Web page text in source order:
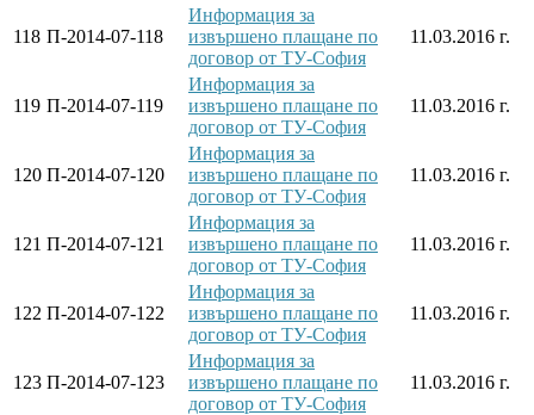
118 П-2014-07-118
Информация за
извършено плащане по
договор от ТУ-София
11.03.2016 г.
119 П-2014-07-119
Информация за
извършено плащане по
договор от ТУ-София
11.03.2016 г.
120 П-2014-07-120
Информация за
извършено плащане по
договор от ТУ-София
11.03.2016 г.
121 П-2014-07-121
Информация за
извършено плащане по
договор от ТУ-София
11.03.2016 г.
122 П-2014-07-122
Информация за
извършено плащане по
договор от ТУ-София
11.03.2016 г.
123 П-2014-07-123
Информация за
извършено плащане по
договор от ТУ-София
11.03.2016 г.